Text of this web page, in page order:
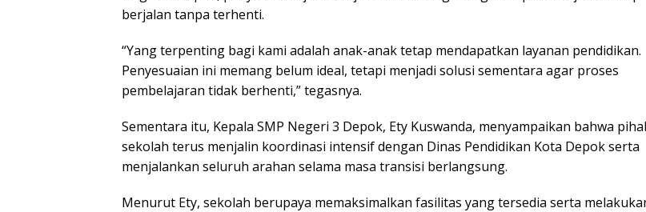
berjalan tanpa terhenti.
“Yang terpenting bagi kami adalah anak-anak tetap mendapatkan layanan pendidikan.
Penyesuaian ini memang belum ideal, tetapi menjadi solusi sementara agar proses
pembelajaran tidak berhenti,” tegasnya.
Sementara itu, Kepala SMP Negeri 3 Depok, Ety Kuswanda, menyampaikan bahwa
sekolah terus menjalin koordinasi intensif dengan Dinas Pendidikan Kota Depok serta
menjalankan seluruh arahan selama masa transisi berlangsung.
Menurut Ety, sekolah berupaya memaksimalkan fasilitas yang tersedia serta